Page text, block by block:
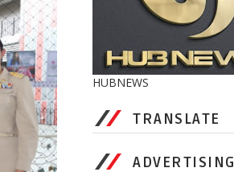
HUBNEWS
TRANSLATE
ADVERTISING